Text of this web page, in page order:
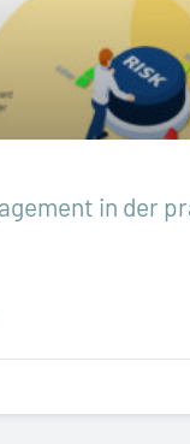
in der